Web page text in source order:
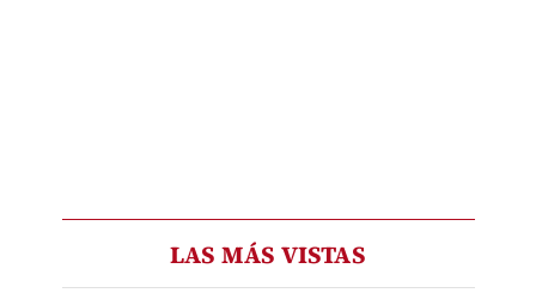
LAS MÁS VISTAS